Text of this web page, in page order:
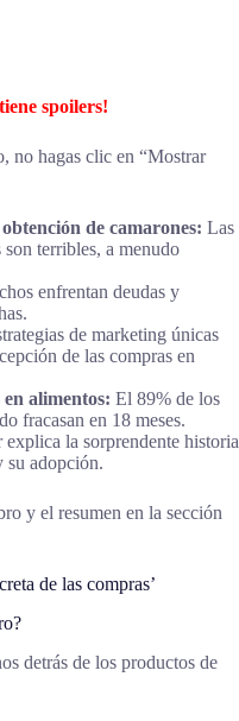
spoilers!
no hagas clic en “Mostrar
de camarones: Las
terribles, a menudo
enfrentan deudas y
de marketing únicas
de las compras en
en alimentos: El 89% de los
fracasan en 18 meses.
explica la sorprendente historia
su adopción.
y el resumen en la sección
de las compras’
detrás de los productos de